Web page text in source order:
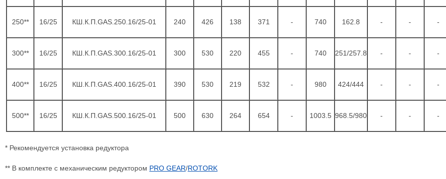
250** 16/25 КШ.К.П.GAS.250.16/25-01 240 426 138 371 - 740 162.8 - - -
300** 16/25 КШ.К.П.GAS.300.16/25-01 300 530 220 455 - 740 251/257.8 - - -
400** 16/25 КШ.К.П.GAS.400.16/25-01 390 530 219 532 - 980 424/444 - - -
500** 16/25 КШ.К.П.GAS.500.16/25-01 500 630 264 654 - 1003.5 968.5/980 - - -
* Рекомендуется установка редуктора
** В комплекте с механическим редуктором PRO GEAR/ROTORK